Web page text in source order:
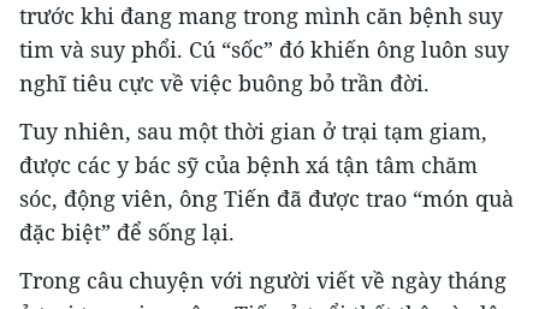
trước khi đang mang trong mình căn bệnh suy
tim và suy phổi. Cú “sốc” đó khiến ông luôn suy
nghĩ tiêu cực về việc buông bỏ trần đời.
Tuy nhiên, sau một thời gian ở trại tạm giam,
được các y bác sỹ của bệnh xá tận tâm chăm
sóc, động viên, ông Tiến đã được trao “món quà
đặc biệt” để sống lại.
Trong câu chuyện với người viết về ngày tháng